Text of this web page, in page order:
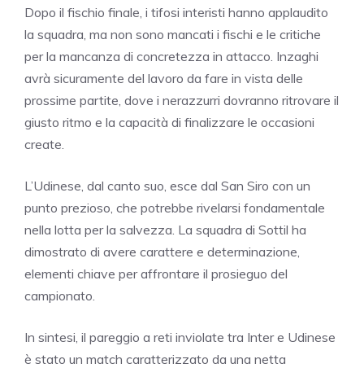
Dopo il fischio finale, i tifosi interisti hanno applaudito
la squadra, ma non sono mancati i fischi e le critiche
per la mancanza di concretezza in attacco. Inzaghi
avrà sicuramente del lavoro da fare in vista delle
prossime partite, dove i nerazzurri dovranno ritrovare il
giusto ritmo e la capacità di finalizzare le occasioni
create.
L’Udinese, dal canto suo, esce dal San Siro con un
punto prezioso, che potrebbe rivelarsi fondamentale
nella lotta per la salvezza. La squadra di Sottil ha
dimostrato di avere carattere e determinazione,
elementi chiave per affrontare il prosieguo del
campionato.
In sintesi, il pareggio a reti inviolate tra Inter e Udinese
è stato un match caratterizzato da una netta